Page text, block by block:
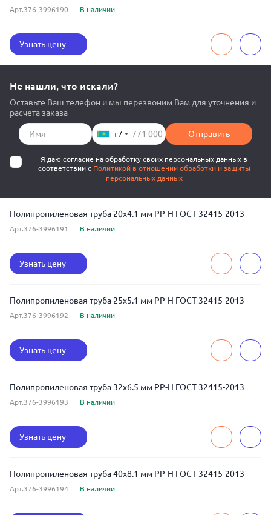
Арт.376-3996190 В наличии
Узнать цену
Не нашли, что искали?
Оставьте Ваш телефон и мы перезвоним Вам для уточнения и
расчета заказа
+7 Отправить
Я даю согласие на обработку своих персональных данных в
соответствии с Политикой в отношении обработки и защиты
персональных данных
Полипропиленовая труба 20x4.1 мм РР-Н ГОСТ 32415-2013
Арт.376-3996191 В наличии
Узнать цену
Полипропиленовая труба 25x5.1 мм РР-Н ГОСТ 32415-2013
Арт.376-3996192 В наличии
Узнать цену
Полипропиленовая труба 32x6.5 мм РР-Н ГОСТ 32415-2013
Арт.376-3996193 В наличии
Узнать цену
Полипропиленовая труба 40x8.1 мм РР-Н ГОСТ 32415-2013
Арт.376-3996194 В наличии